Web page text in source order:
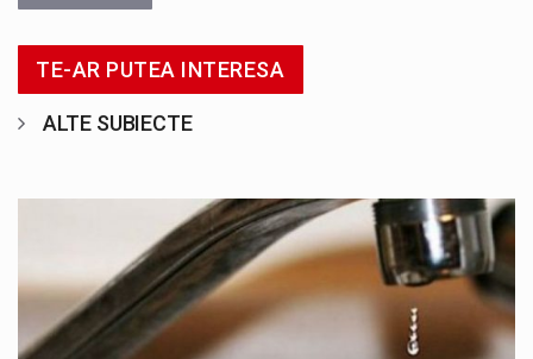
TE-AR PUTEA INTERESA
ALTE SUBIECTE